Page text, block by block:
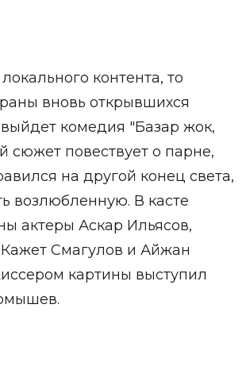
контента, то
вновь открывшихся
комедия "Базар жок,
сюжет повествует о парне,
на другой конец света,
возлюбленную. В касте
актеры Аскар Ильясов,
Смагулов и Айжан
картины выступил